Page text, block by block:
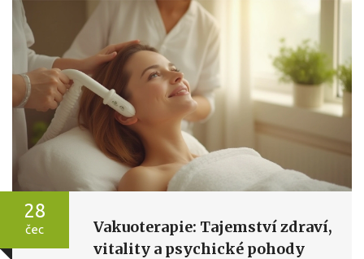
28
čec
Vakuoterapie: Tajemství zdraví,
vitality a psychické pohody